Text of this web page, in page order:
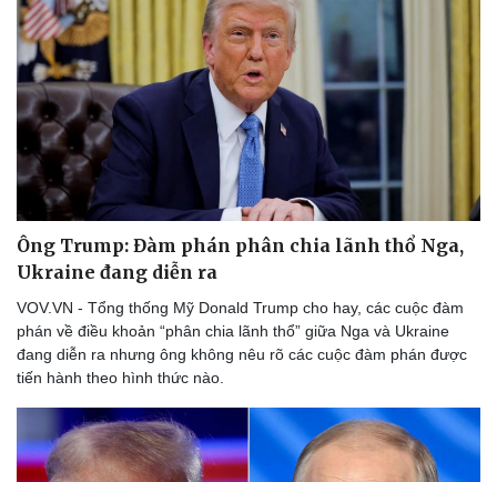
Ông Trump: Đàm phán phân chia lãnh thổ Nga,
Ukraine đang diễn ra
VOV.VN - Tổng thống Mỹ Donald Trump cho hay, các cuộc đàm
phán về điều khoản “phân chia lãnh thổ” giữa Nga và Ukraine
đang diễn ra nhưng ông không nêu rõ các cuộc đàm phán được
tiến hành theo hình thức nào.